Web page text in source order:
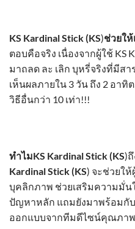
KS Kardinal Stick(KS)ช่วยใ
ตอบคือจริง เนื่องจากผู้ใช้ KS
มาถลด ละ เลิก บุหรี่จริงที่มีส
เห็นผลภายใน 3 วัน ถึง 2 อาทิ
วิธีอื่นกว่า 10 เท่า!!!
ทำไมKS Kardinal Stick(KS)
Kardinal Stick(KS) จะช่วยใ
บุคลิกภาพ ช่วยเสริมความมั่น
ปัญหาหลัก แถมยังมาพร้อมกั
ออกแบบจากทีมดีไซน์คุณภา